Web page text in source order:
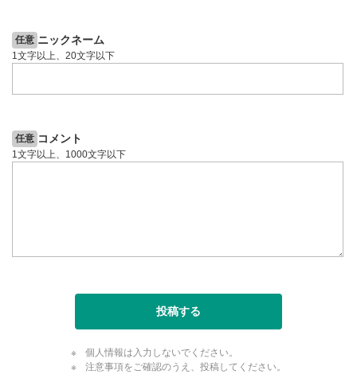
任意 ニックネーム
1文字以上、20文字以下
任意 コメント
1文字以上、1000文字以下
投稿する
個人情報は入力しないでください。
注意事項をご確認のうえ、投稿してください。